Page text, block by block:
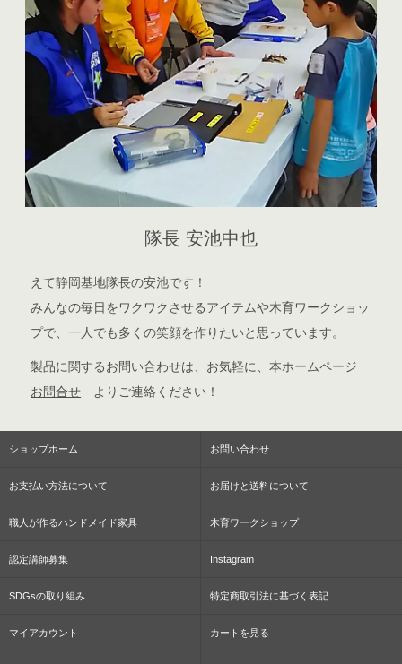
隊長 安池中也
えて静岡基地隊長の安池です！
みんなの毎日をワクワクさせるアイテムや木育ワークショッ
プで、一人でも多くの笑顔を作りたいと思っています。
製品に関するお問い合わせは、お気軽に、本ホームページ
お問合せ よりご連絡ください！
ショップホーム お問い合わせ
お支払い方法について お届けと送料について
職人が作るハンドメイド家具 木育ワークショップ
認定講師募集 Instagram
SDGsの取り組み 特定商取引法に基づく表記
マイアカウント カートを見る